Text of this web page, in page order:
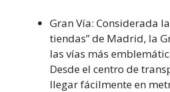
Gran Vía: Considerada
tiendas” de Madrid, la
las vías más
Desde el centro de
llegar fácilmente en